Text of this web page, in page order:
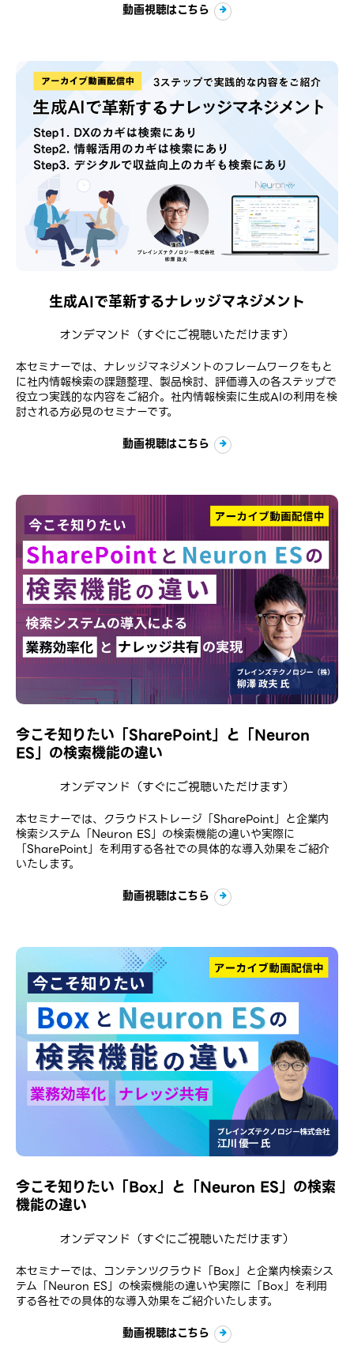
動画視聴はこちら
生成AIで革新するナレッジマネジメント
オンデマンド （すぐにご視聴いただけます）
本セミナーでは、ナレッジマネジメントの​フレームワークを​もと
に​社内情報検索の​課題整理、製品検討、評価導入の各ステップで
役立つ実践的な内容をご紹介。社内情報検索に​生成AIの​利用を​検
討される方必見のセミナーです。
動画視聴はこちら
今こそ知りたい「SharePoint」と「Neuron
ES」の検索機能の違い
オンデマンド （すぐにご視聴いただけます）
本セミナーでは、クラウドストレージ「SharePoint」と企業内
検索システム「Neuron ES」の検索機能の違いや実際に
「SharePoint」を利用する各社での具体的な導入効果をご紹介
いたします。
動画視聴はこちら
今こそ知りたい「Box」と「Neuron ES」の検索
機能の違い
オンデマンド （すぐにご視聴いただけます）
本セミナーでは、コンテンツクラウド「Box」と企業内検索シス
テム「Neuron ES」の検索機能の違いや実際に「Box」を利用
する各社での具体的な導入効果をご紹介いたします。
動画視聴はこちら